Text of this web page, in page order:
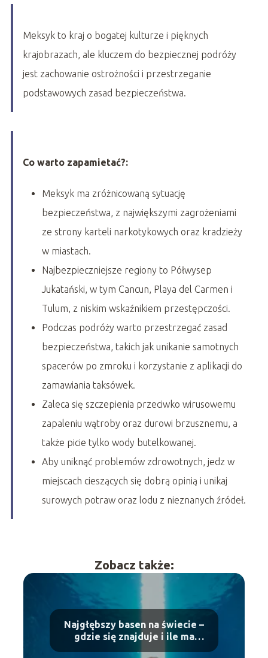
Meksyk to kraj o bogatej kulturze i pięknych
krajobrazach, ale kluczem do bezpiecznej podróży
jest zachowanie ostrożności i przestrzeganie
podstawowych zasad bezpieczeństwa.
Co warto zapamietać?:
Meksyk ma zróżnicowaną sytuację
bezpieczeństwa, z największymi zagrożeniami
ze strony karteli narkotykowych oraz kradzieży
w miastach.
Najbezpieczniejsze regiony to Półwysep
Jukatański, w tym Cancun, Playa del Carmen i
Tulum, z niskim wskaźnikiem przestępczości.
Podczas podróży warto przestrzegać zasad
bezpieczeństwa, takich jak unikanie samotnych
spacerów po zmroku i korzystanie z aplikacji do
zamawiania taksówek.
Zaleca się szczepienia przeciwko wirusowemu
zapaleniu wątroby oraz durowi brzusznemu, a
także picie tylko wody butelkowanej.
Aby uniknąć problemów zdrowotnych, jedz w
miejscach cieszących się dobrą opinią i unikaj
surowych potraw oraz lodu z nieznanych źródeł.
Zobacz także:
Najgłębszy basen na świecie –
gdzie się znajduje i ile ma